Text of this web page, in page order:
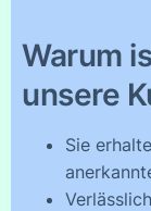
Warum
unsere
Sie